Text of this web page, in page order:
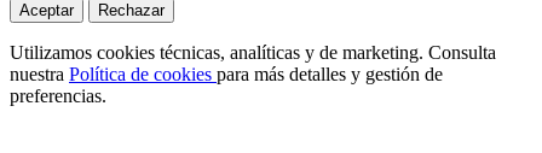
Aceptar
Rechazar
Utilizamos cookies técnicas, analíticas y de marketing. Consulta
nuestra Política de cookies para más detalles y gestión de
preferencias.